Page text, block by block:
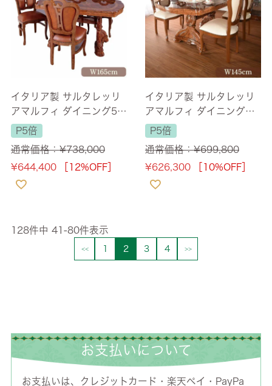
イタリア製 サルタレッリ
アマルフィ ダイニング5点
セット 165cm 大理石 WA
LNUT バタフライ・PVC
ブラウン 【送料無料】
P5倍
通常価格：¥738,000
¥644,400 ［12%OFF］
イタリア製 サルタレッリ
アマルフィ ダイニングセ
ット5P 4人掛け ブラウン
幅145cm 【送料無料】
P5倍
通常価格：¥699,800
¥626,300 ［10%OFF］
128件中 41 -80件表示
2 3 4
お支払いについて
お支払いは、クレジットカード・楽天ペイ・PayPa